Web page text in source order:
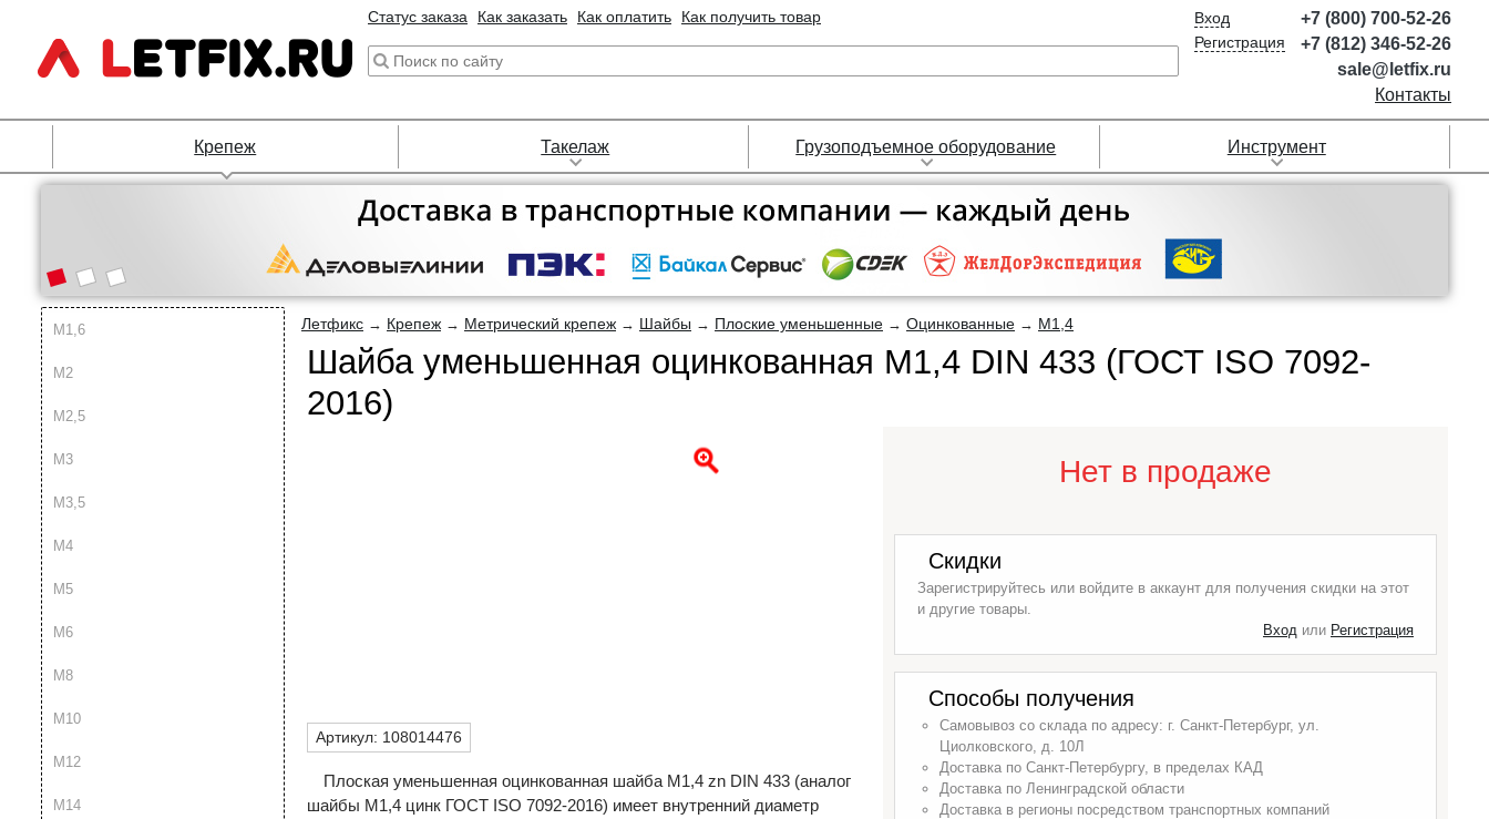
Статус заказа Как заказать Как оплатить Как получить товар
Вход
Регистрация
+7 (800) 700-52-26
+7 (812) 346-52-26
sale@letfix.ru
Контакты
Крепеж Такелаж Грузоподъемное оборудование Инструмент
М1,6
М2
М2,5
М3
М3,5
М4
М5
М6
М8
М10
М12
М14
Летфикс → Крепеж → Метрический крепеж → Шайбы → Плоские уменьшенные → Оцинкованные → М1,4
Шайба уменьшенная оцинкованная М1,4 DIN 433 (ГОСТ ISO 7092-
2016)
Артикул: 108014476
Плоская уменьшенная оцинкованная шайба М1,4 zn DIN 433 (аналог
шайбы М1,4 цинк ГОСТ ISO 7092-2016) имеет внутренний диаметр
Нет в продаже
Скидки
Зарегистрируйтесь или войдите в аккаунт для получения скидки на этот
и другие товары.
Вход или Регистрация
Способы получения
Самовывоз со склада по адресу: г. Санкт-Петербург, ул.
Циолковского, д. 10Л
Доставка по Санкт-Петербургу, в пределах КАД
Доставка по Ленинградской области
Доставка в регионы посредством транспортных компаний